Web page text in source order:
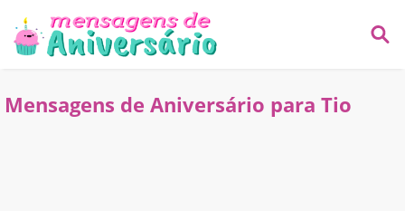
Mensagens de Aniversário para Tio